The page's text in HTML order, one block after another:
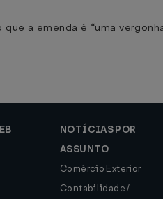
a emenda é “uma
NOTÍCIAS POR
ASSUNTO
Comércio Exterior
Contabilidade /